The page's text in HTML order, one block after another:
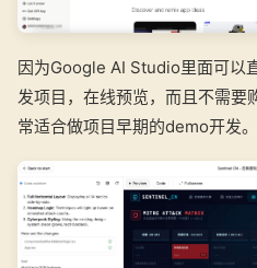
因为Google AI Studio里面可以
发项目，在线预览，而且不需要
常适合做项目早期的demo开发。